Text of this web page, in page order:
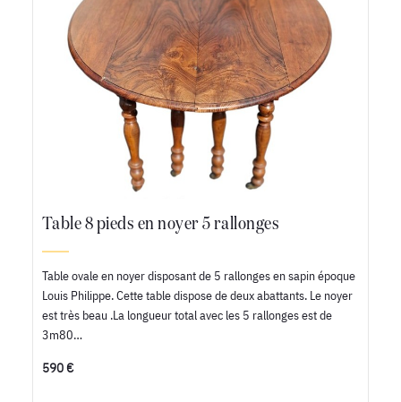
Table 8 pieds en noyer 5 rallonges
Table ovale en noyer disposant de 5 rallonges en sapin époque
Louis Philippe. Cette table dispose de deux abattants. Le noyer
est très beau .La longueur total avec les 5 rallonges est de
3m80…
590 €